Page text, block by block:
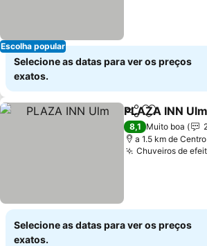
Escolha popular
Selecione as datas para ver os preços
exatos.
PartilharAdicionar
PLAZA INN Ulm
8,1 Muito boa
a 1.5 km de
Chuveiros de
Selecione as datas para ver os preços
exatos.